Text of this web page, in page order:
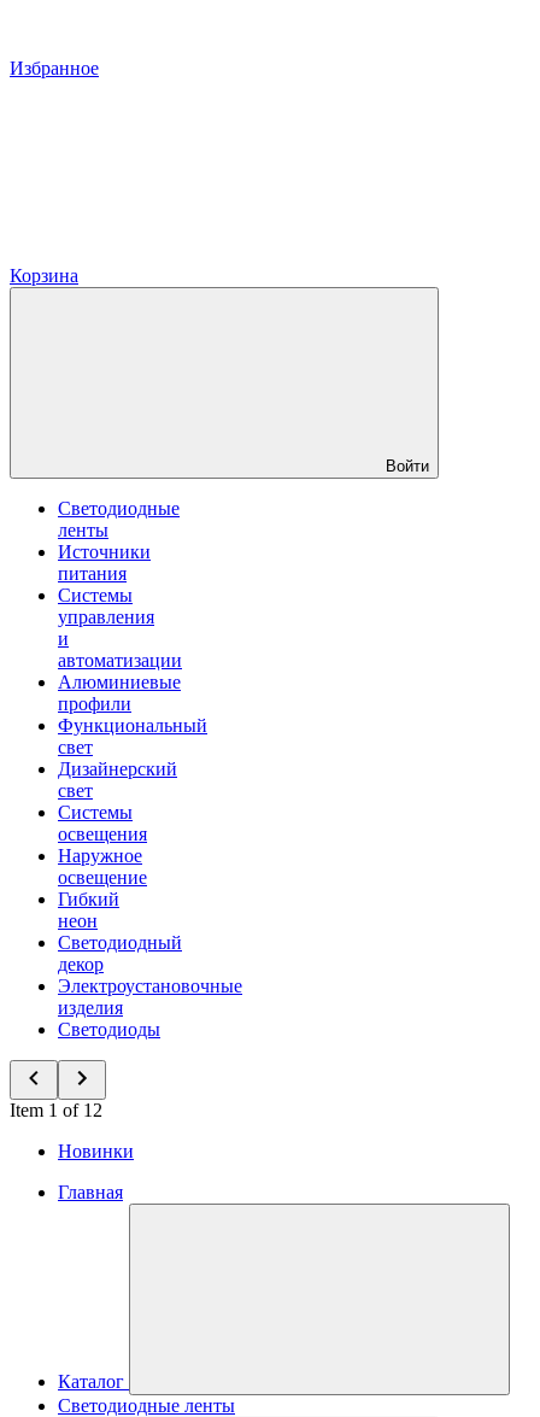
Избранное
Корзина
Войти
Светодиодные
ленты
Источники
питания
Системы
управления
и
автоматизации
Алюминиевые
профили
Функциональный
свет
Дизайнерский
свет
Системы
освещения
Наружное
освещение
Гибкий
неон
Светодиодный
декор
Электроустановочные
изделия
Светодиоды
Item 1 of 12
Новинки
Главная
Каталог
Светодиодные ленты